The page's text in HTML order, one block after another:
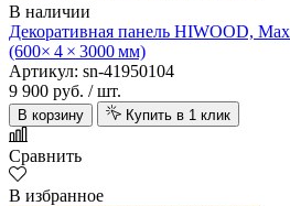
В наличии
Декоративная панель HIWOOD,
(600× 4 × 3000 мм)
Артикул: sn-41950104
9 900 руб. / шт.
В корзину Купить в 1 клик
Сравнить
В избранное